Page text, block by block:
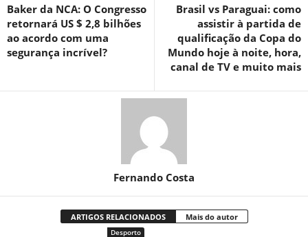
Baker da NCA: O Congresso
retornará US $ 2,8 bilhões
ao acordo com uma
segurança incrível?
Brasil vs Paraguai: como
assistir à partida de
qualificação da Copa do
Mundo hoje à noite, hora,
canal de TV e muito mais
Fernando Costa
ARTIGOS RELACIONADOS Mais do autor
Desporto